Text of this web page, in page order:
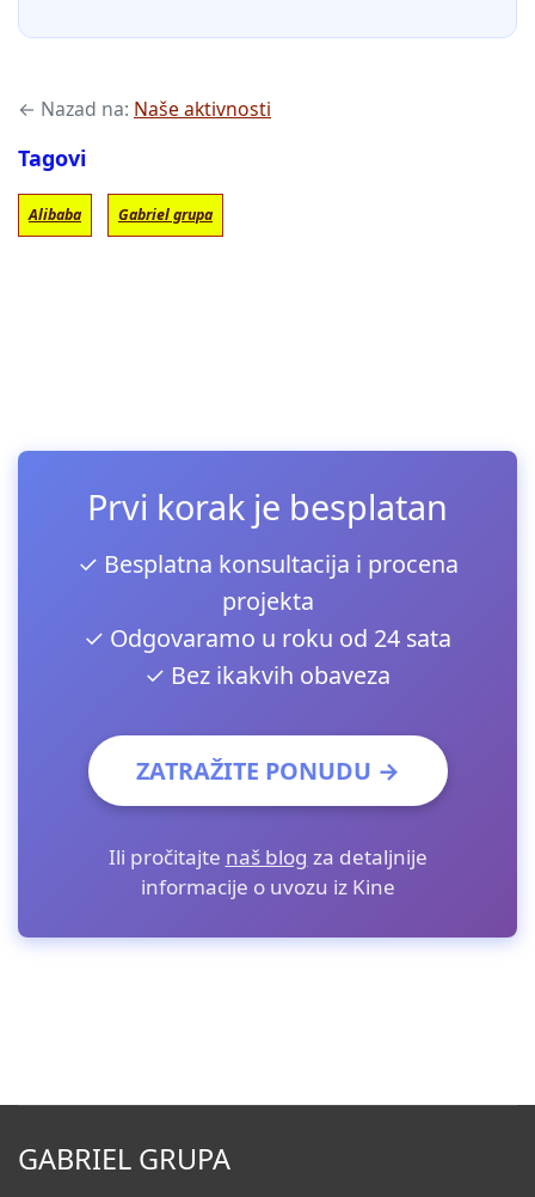
← Nazad na: Naše aktivnosti
Tagovi
Alibaba Gabriel grupa
Prvi korak je besplatan
✓ Besplatna konsultacija i procena
projekta
✓ Odgovaramo u roku od 24 sata
✓ Bez ikakvih obaveza
ZATRAŽITE PONUDU →
Ili pročitajte naš blog za detaljnije
informacije o uvozu iz Kine
GABRIEL GRUPA